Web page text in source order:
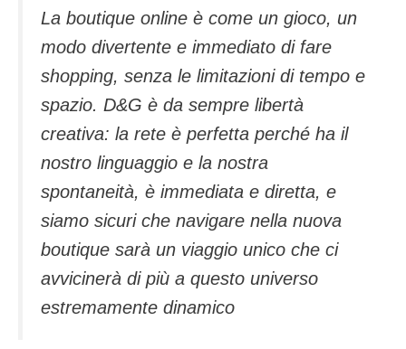
La boutique online è come un gioco, un
modo divertente e immediato di fare
shopping, senza le limitazioni di tempo e
spazio. D&G è da sempre libertà
creativa: la rete è perfetta perché ha il
nostro linguaggio e la nostra
spontaneità, è immediata e diretta, e
siamo sicuri che navigare nella nuova
boutique sarà un viaggio unico che ci
avvicinerà di più a questo universo
estremamente dinamico